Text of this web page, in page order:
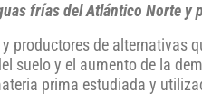
frías del Atlántico Norte
productores de alternativas
suelo y el aumento de la
prima estudiada y